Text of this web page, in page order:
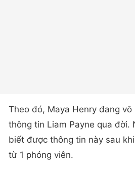
Theo đó, Maya Henry đang
thông tin Liam Payne qua đời.
biết được thông tin này sau
từ 1 phóng viên.